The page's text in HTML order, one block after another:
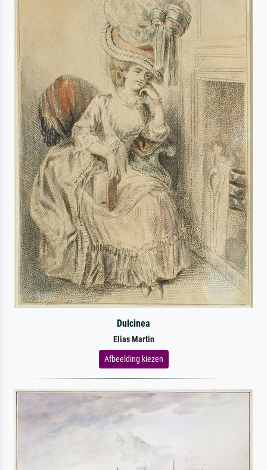
Dulcinea
Elias Martin
Afbeelding kiezen